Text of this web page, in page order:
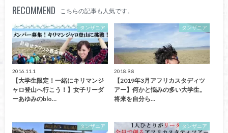
RECOMMEND こちらの記事も人気です。
タンザニア
2016.11.1
【大学生限定！一緒にキリマンジ
ャロ登山へ行こう！】女子リーダ
ーあゆみのblo…
タンザニア
2018.9.8
【2019年3月アフリカスタディツ
アー】何かと悩みの多い大学生。
将来を自分ら…
タンザニア タンザニア